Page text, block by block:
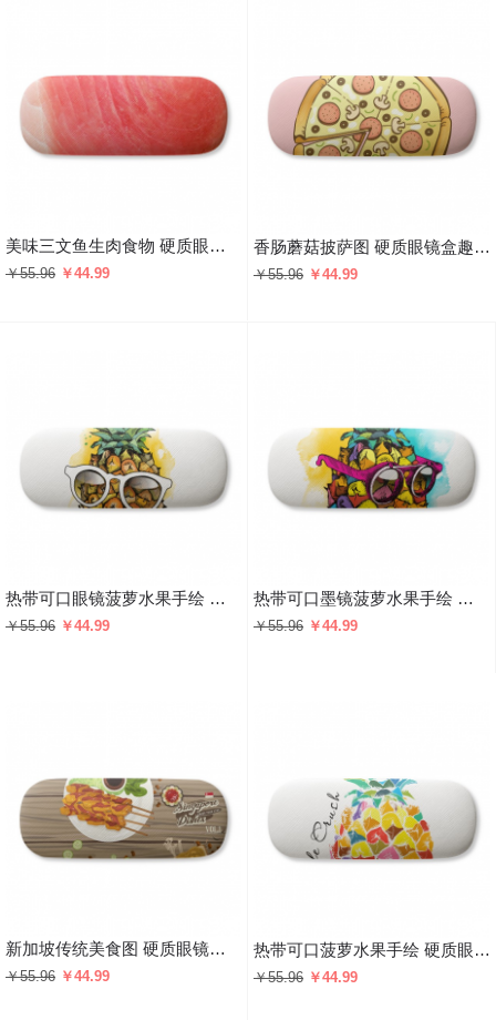
美味三文鱼生肉食物 硬质眼镜盒趣味折叠收纳盒礼物
￥55.96 ￥44.99
香肠蘑菇披萨图 硬质眼镜盒趣味折叠收纳盒礼物
￥55.96 ￥44.99
热带可口眼镜菠萝水果手绘 硬质眼镜盒趣味折叠收纳盒礼物
￥55.96 ￥44.99
热带可口墨镜菠萝水果手绘 硬质眼镜盒趣味折叠收纳盒礼物
￥55.96 ￥44.99
新加坡传统美食图 硬质眼镜盒趣味折叠收纳盒礼物
￥55.96 ￥44.99
热带可口菠萝水果手绘 硬质眼镜盒趣味折叠收纳盒礼物
￥55.96 ￥44.99